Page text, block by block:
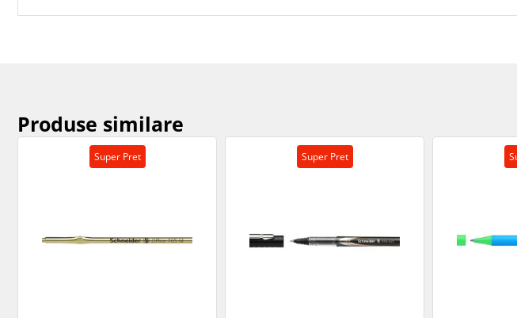
Produse similare
Super Pret Super Pret